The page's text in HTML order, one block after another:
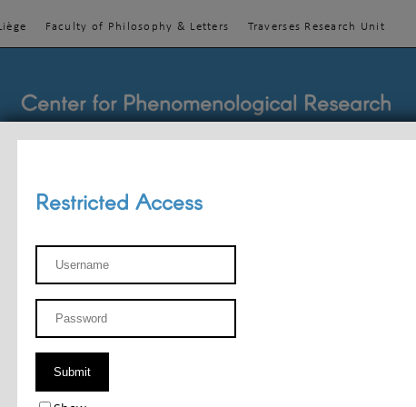
Faculty of Philosophy & Letters Traverses Research Unit
Center for Phenomenological Research
TEACHINGS
Restricted Access